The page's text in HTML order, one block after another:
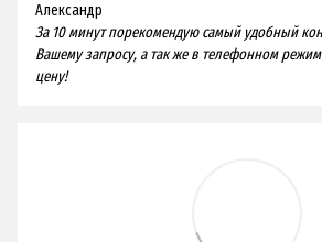
Александр
За 10 минут порекомендую самый удобный
Вашему запросу, а так же в телефонном
цену!